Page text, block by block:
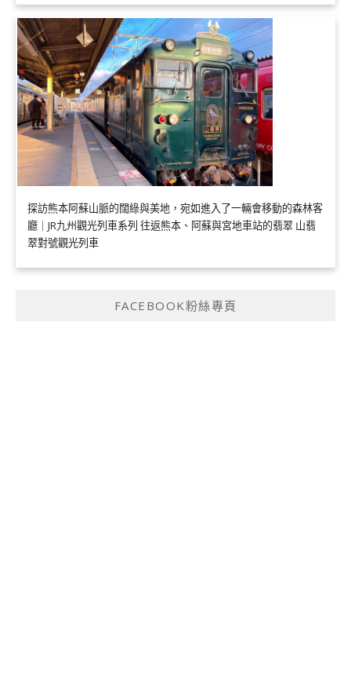
探訪熊本阿蘇山脈的闊綠與美地，宛如進入了一輛會移動的森林客
廳｜JR九州觀光列車系列 往返熊本、阿蘇與宮地車站的翡翠 山翡
翠對號觀光列車
FACEBOOK粉絲專頁